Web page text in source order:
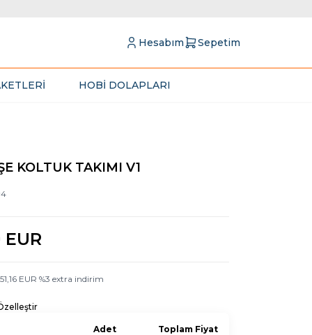
Hesabım Sepetim
HOBİ DOLAPLARI
KOLTUK TAKIMI V1
EUR
EUR %3 extra indirim
Adet
Toplam Fiyat